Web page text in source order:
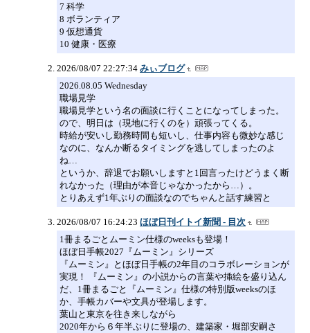
7 科学
8 ボランティア
9 仮想通貨
10 健康・医療
2026/08/07 22:27:34 みぃブログ
2026.08.05 Wednesday
職場見学
職場見学という名の面談に行くことになってしまった。
ので、明日は（現地に行くのを）頑張ってくる。
時給が安いし勤務時間も短いし、仕事内容も微妙な感じ
なのに、なんか断るタイミングを逃してしまったのよ
ね…
というか、辞退でお願いしますと1回言ったけどうまく断
れなかった（理由が本音じゃなかったから…）。
とりあえず1年ぶりの面談なのでちゃんと話す練習と
2026/08/07 16:24:23 ほぼ日刊イトイ新聞 - 目次
1冊まるごとムーミン仕様のweeksも登場！
ほぼ日手帳2027『ムーミン』シリーズ
『ムーミン』とほぼ日手帳の2年目のコラボレーションが
実現！ 『ムーミン』の小説からの言葉や挿絵を盛り込ん
だ、1冊まるごと『ムーミン』仕様の特別版weeksのほ
か、手帳カバーや文具が登場します。
葉山と東京を往き来しながら
2020年から６年半ぶりに登場の、建築家・堀部安嗣さ